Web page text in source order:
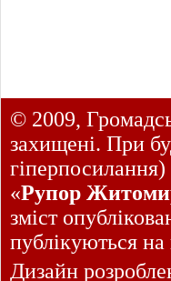
© 2009,
захищені. При
гіперпосилання)
«Рупор
зміст
публікуються
Дизайн